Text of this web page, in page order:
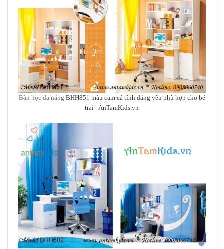
Bàn học đa năng BHH851 màu cam cá tính đáng yêu phù hợp cho bé
trai - AnTamKids.vn